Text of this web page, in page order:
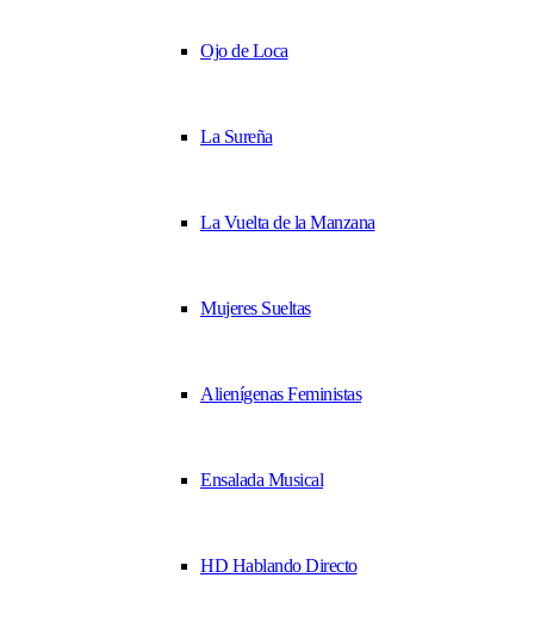
Ojo de Loca
La Sureña
La Vuelta de la Manzana
Mujeres Sueltas
Alienígenas Feministas
Ensalada Musical
HD Hablando Directo